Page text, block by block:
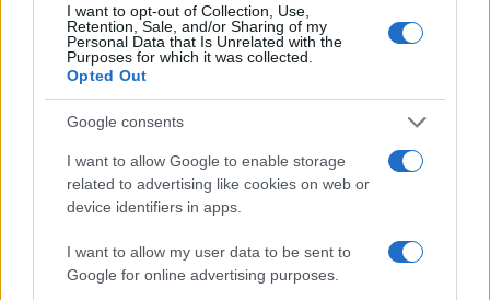
I want to opt-out of Collection, Use,
Retention, Sale, and/or Sharing of my
Personal Data that Is Unrelated with the
Purposes for which it was collected.
Opted Out
Google consents
I want to allow Google to enable storage
related to advertising like cookies on web or
device identifiers in apps.
I want to allow my user data to be sent to
Google for online advertising purposes.
TAGS
NOMADS NOMADS ANT1
Ροή Ειδήσεων